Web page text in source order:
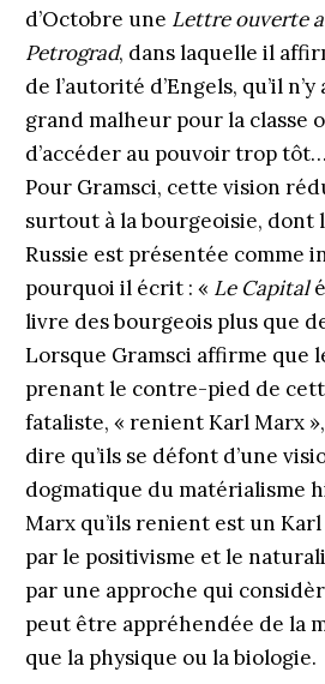
d’Octobre une Lettre ouverte
Petrograd, dans laquelle il
de l’autorité d’Engels, qu’il
grand malheur pour la classe
d’accéder au pouvoir trop tôt…
Pour Gramsci, cette vision
surtout à la bourgeoisie, dont
Russie est présentée comme
pourquoi il écrit : « Le Capital
livre des bourgeois plus que
Lorsque Gramsci affirme que
prenant le contre-pied de
fataliste, « renient Karl Marx
dire qu’ils se défont d’une
dogmatique du matérialisme
Marx qu’ils renient est un
par le positivisme et le
par une approche qui
peut être appréhendée de la
que la physique ou la biologie.